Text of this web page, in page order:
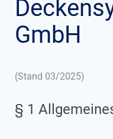
GmbH
(Stand 03/2025)
§ 1